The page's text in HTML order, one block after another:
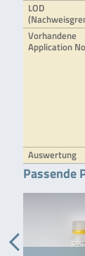
LOD
Vorhandene
Application
Auswertung
Passende